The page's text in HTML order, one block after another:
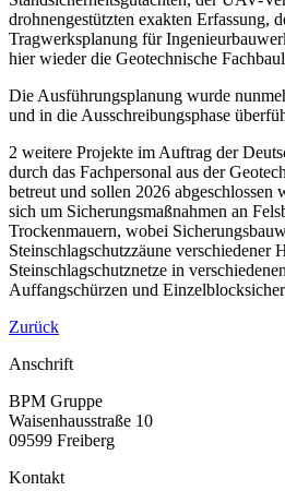
drohnengestützten exakten Erfassung,
Tragwerksplanung für
hier wieder die Geotechnische
Die Ausführungsplanung wurde
und in die Ausschreibungsphase
2 weitere Projekte im Auftrag der
durch das Fachpersonal aus der
betreut und sollen 2026 abgeschlossen
sich um Sicherungsmaßnahmen an
Trockenmauern, wobei
Steinschlagschutzzäune verschiedener
Steinschlagschutznetze in
Auffangschürzen und
Zurück
Anschrift
BPM Gruppe
Waisenhausstraße 10
09599 Freiberg
Kontakt